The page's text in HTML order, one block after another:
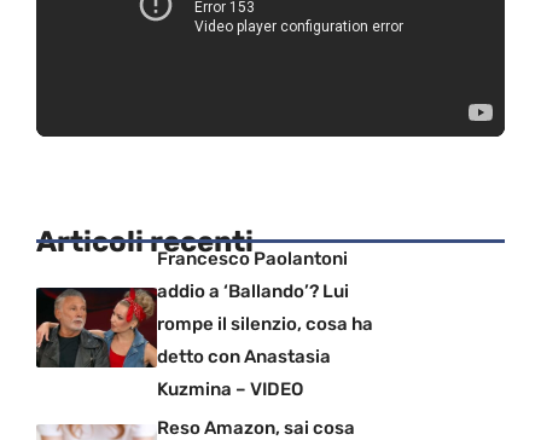
Articoli recentiFrancesco Paolantoni
addio a ‘Ballando’? Lui
rompe il silenzio, cosa ha
detto con Anastasia
Kuzmina – VIDEO
Reso Amazon, sai cosa